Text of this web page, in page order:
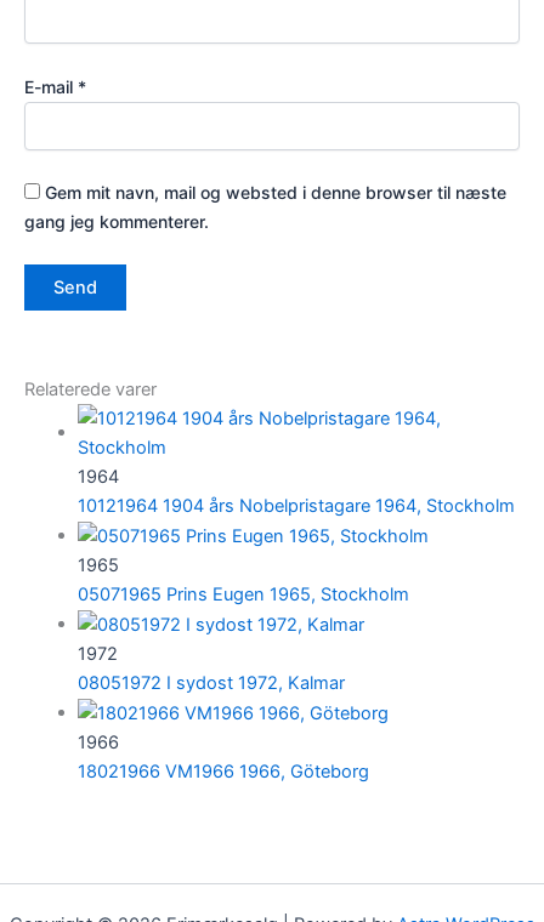
E-mail *
Gem mit navn, mail og websted i denne browser til næste
gang jeg kommenterer.
Relaterede varer
1964
10121964 1904 års Nobelpristagare 1964, Stockholm
1965
05071965 Prins Eugen 1965, Stockholm
1972
08051972 I sydost 1972, Kalmar
1966
18021966 VM1966 1966, Göteborg